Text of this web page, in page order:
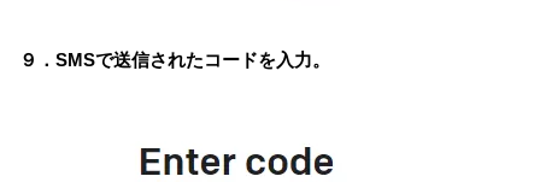
９．SMSで送信されたコードを入力。